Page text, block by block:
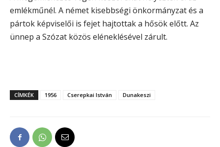
emlékműnél. A német kisebbségi önkormányzat és a
pártok képviselői is fejet hajtottak a hősök előtt. Az
ünnep a Szózat közös eléneklésével zárult.
CÍMKÉK 1956 Cserepkai István Dunakeszi